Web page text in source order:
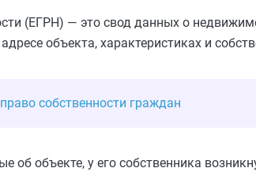
(ЕГРН) — это свод данных о
объекта, характеристиках и
собственности граждан
об объекте, у его собственника